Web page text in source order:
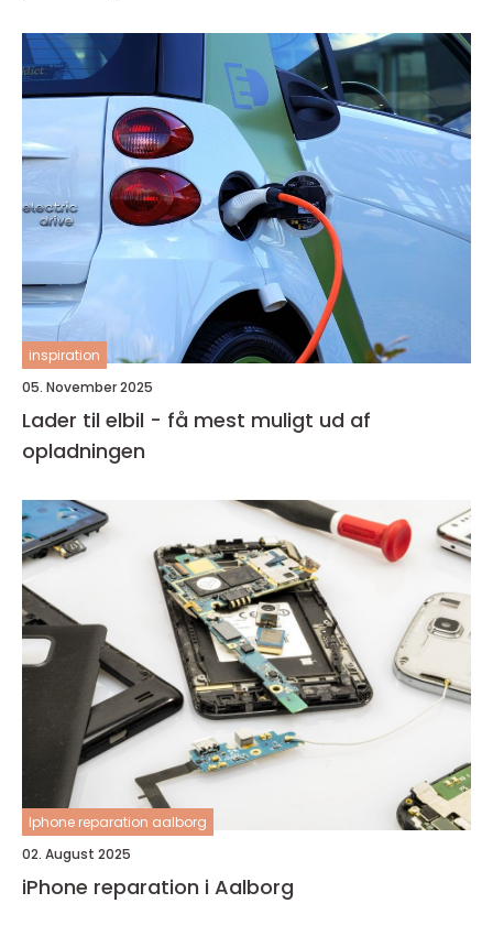
inspiration
05. November 2025
Lader til elbil - få mest muligt ud af
opladningen
Iphone reparation aalborg
02. August 2025
iPhone reparation i Aalborg